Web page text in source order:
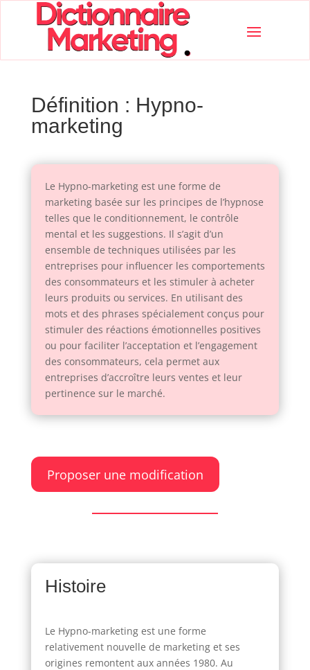
Définition : Hypno-
marketing
Le Hypno-marketing est une forme de
marketing basée sur les principes de l’hypnose
telles que le conditionnement, le contrôle
mental et les suggestions. Il s’agit d’un
ensemble de techniques utilisées par les
entreprises pour influencer les comportements
des consommateurs et les stimuler à acheter
leurs produits ou services. En utilisant des
mots et des phrases spécialement conçus pour
stimuler des réactions émotionnelles positives
ou pour faciliter l’acceptation et l’engagement
des consommateurs, cela permet aux
entreprises d’accroître leurs ventes et leur
pertinence sur le marché.
Proposer une modification
Histoire
Le Hypno-marketing est une forme
relativement nouvelle de marketing et ses
origines remontent aux années 1980. Au